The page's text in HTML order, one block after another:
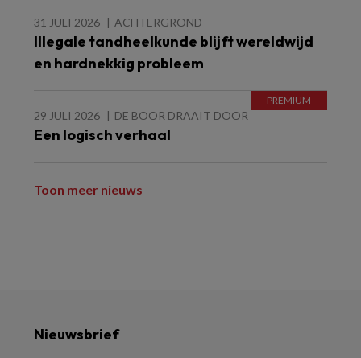
31 JULI 2026 ACHTERGROND
Illegale tandheelkunde blijft wereldwijd
en hardnekkig probleem
29 JULI 2026 DE BOOR DRAAIT DOOR
Een logisch verhaal
Toon meer nieuws
Nieuwsbrief